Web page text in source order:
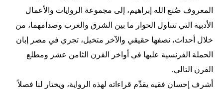
المعروف صُنع الله إبراهيم، إلى مجموعة الروايات والأعمال
الأدبية التي تتناول الحوار ما بين الشرق والغرب وصدامهما، من
خلال أحداث، نصفها حقيقي والآخر متخيل، تجري في مصر إبان
الحملة الفرنسية عليها في أواخر القرن الثامن عشر ومطلع
القرن التالي.
أشرف إحسان فقيه يقدِّم قراءاته لهذه الرواية، ويختار لنا فصلاً